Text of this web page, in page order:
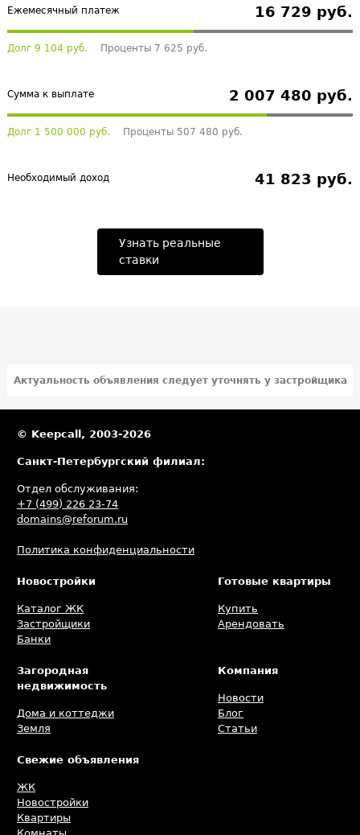
Ежемесячный платеж 16 729 руб.
Долг 9 104 руб. Проценты 7 625 руб.
Сумма к выплате 2 007 480 руб.
Долг 1 500 000 руб. Проценты 507 480 руб.
Необходимый доход 41 823 руб.
Узнать реальные
ставки
Актуальность объявления следует уточнять у застройщика
© Keepcall, 2003-2026
Санкт-Петербургский филиал:
Отдел обслуживания:
+7 (499) 226 23-74
domains@reforum.ru
Политика конфиденциальности
Новостройки
Каталог ЖК
Застройщики
Банки
Готовые квартиры
Купить
Арендовать
Загородная
недвижимость
Дома и коттеджи
Земля
Компания
Новости
Блог
Статьи
Свежие объявления
ЖК
Новостройки
Квартиры